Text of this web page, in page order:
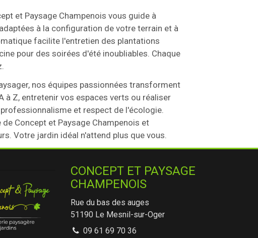
et Paysage Champenois vous guide à
à la configuration de votre terrain et à
facilite l'entretien des plantations
pour des soirées d'été inoubliables. Chaque
nos équipes passionnées transforment
à Z, entretenir vos espaces verts ou réaliser
et respect de l'écologie.
de Concept et Paysage Champenois et
Votre jardin idéal n'attend plus que vous.
CONCEPT ET PAYSAGE
CHAMPENOIS
Rue du bas des auges
51190 Le Mesnil-sur-Oger
09 61 69 70 36